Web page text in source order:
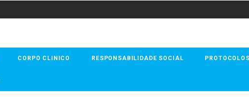
CORPO CLINICO RESPONSABILIDADE SOCIAL PROTOCOLOS